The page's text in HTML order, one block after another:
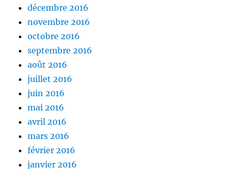
décembre 2016
novembre 2016
octobre 2016
septembre 2016
août 2016
juillet 2016
juin 2016
mai 2016
avril 2016
mars 2016
février 2016
janvier 2016